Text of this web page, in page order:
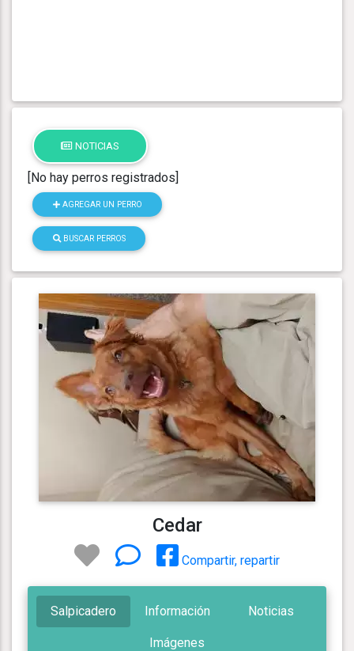
NOTICIAS
[No hay perros registrados]
AGREGAR UN PERRO
BUSCAR PERROS
Cedar
Compartir, repartir
Salpicadero Información Noticias
Imágenes